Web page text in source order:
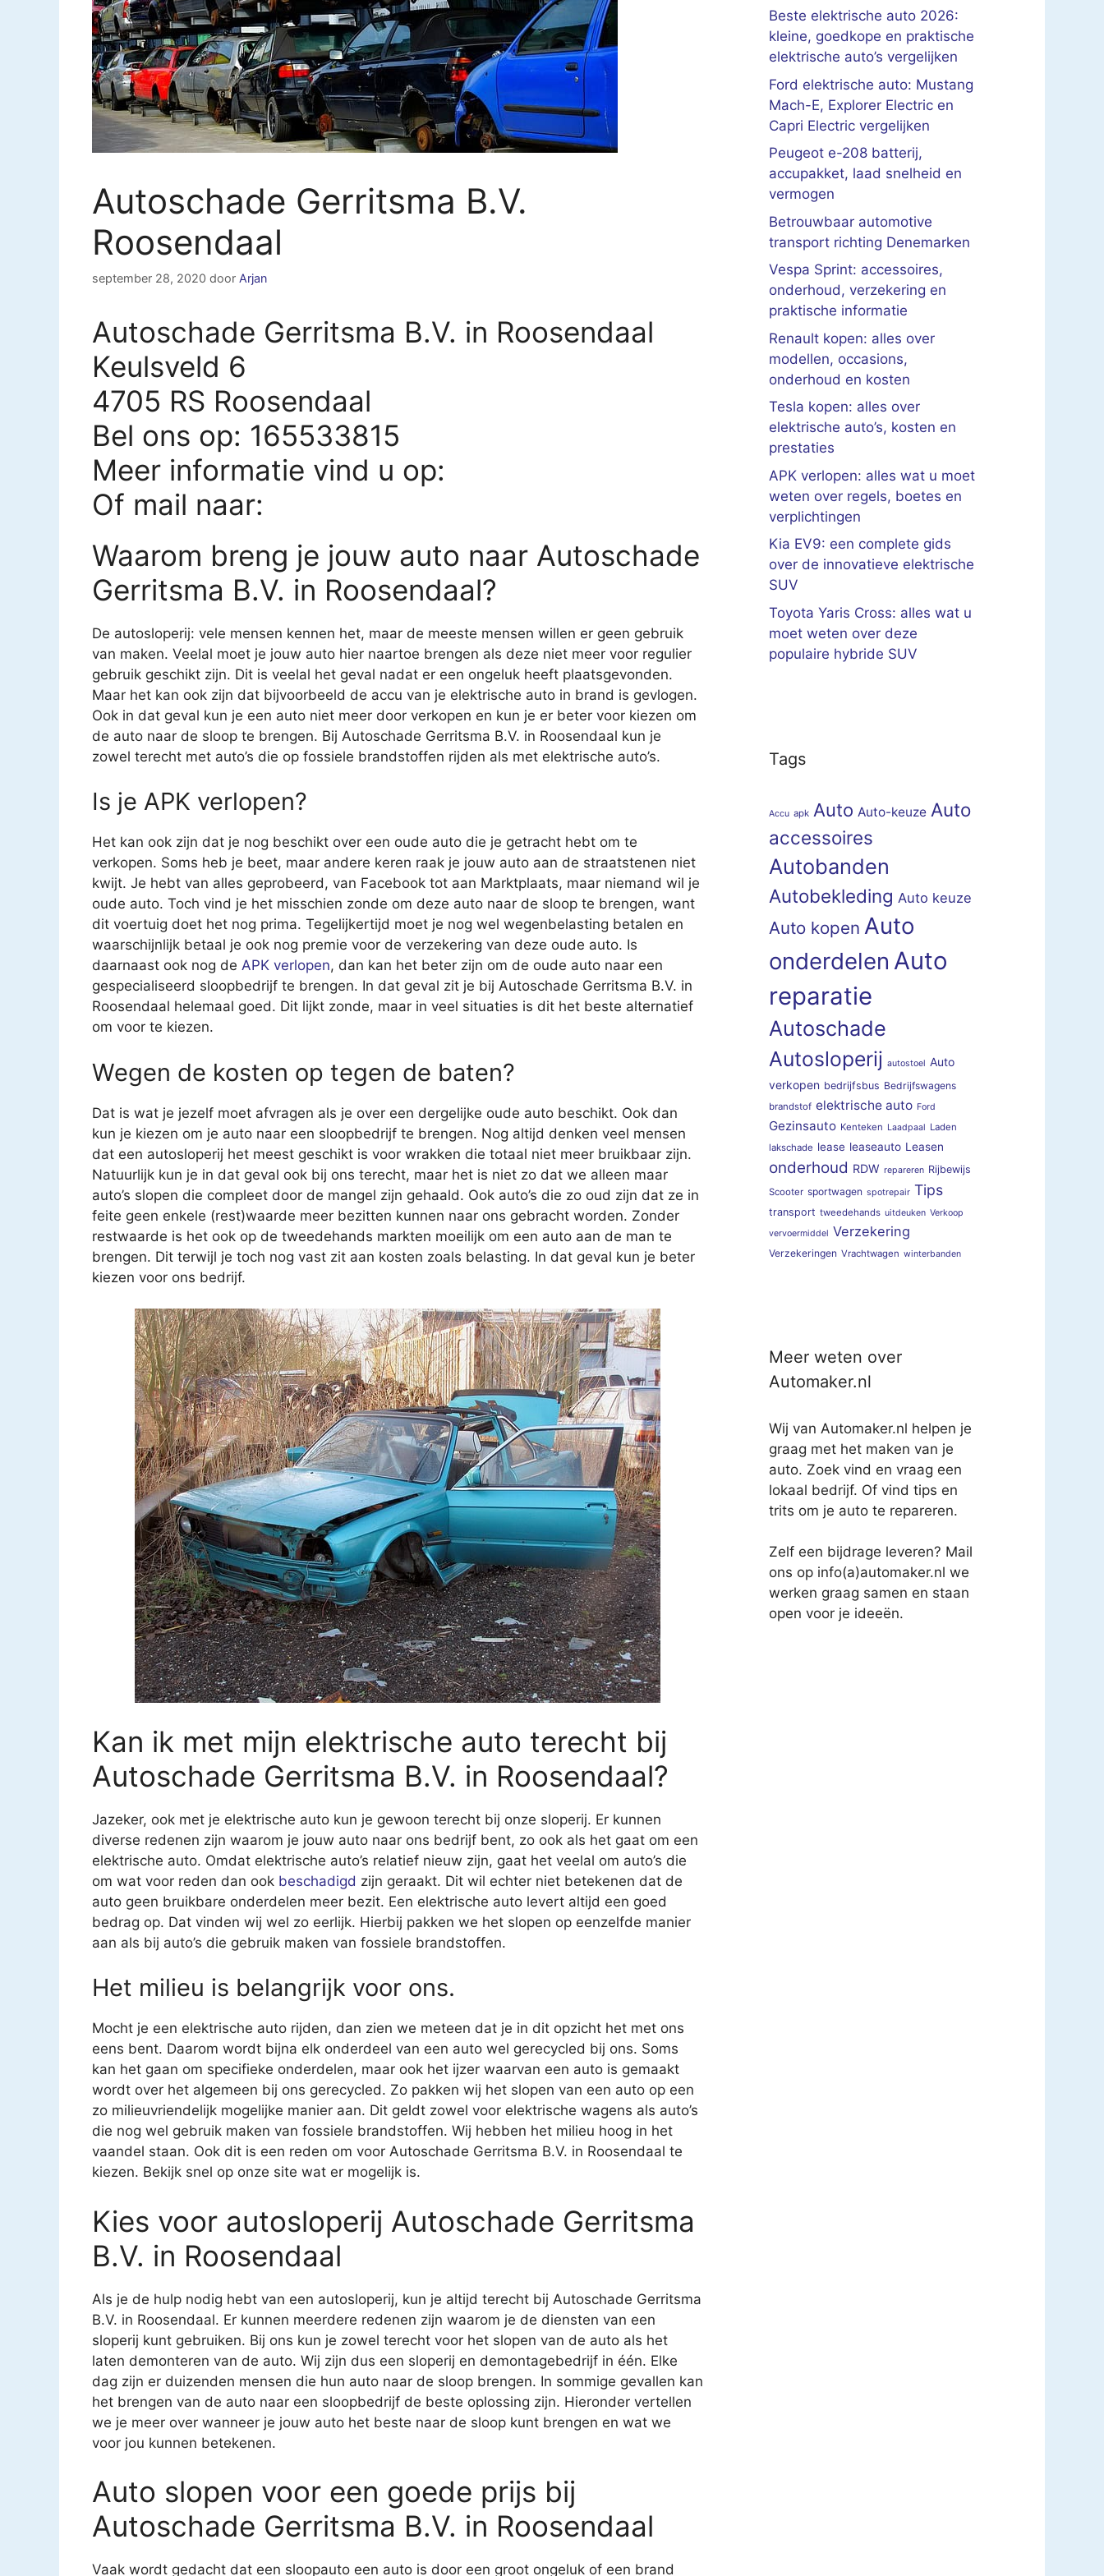
Autoschade Gerritsma B.V.
Roosendaal
september 28, 2020 door Arjan
Autoschade Gerritsma B.V. in Roosendaal
Keulsveld 6
4705 RS Roosendaal
Bel ons op: 165533815
Meer informatie vind u op:
Of mail naar:
Waarom breng je jouw auto naar Autoschade
Gerritsma B.V. in Roosendaal?
De autosloperij: vele mensen kennen het, maar de meeste mensen willen er geen gebruik
van maken. Veelal moet je jouw auto hier naartoe brengen als deze niet meer voor regulier
gebruik geschikt zijn. Dit is veelal het geval nadat er een ongeluk heeft plaatsgevonden.
Maar het kan ook zijn dat bijvoorbeeld de accu van je elektrische auto in brand is gevlogen.
Ook in dat geval kun je een auto niet meer door verkopen en kun je er beter voor kiezen om
de auto naar de sloop te brengen. Bij Autoschade Gerritsma B.V. in Roosendaal kun je
zowel terecht met auto’s die op fossiele brandstoffen rijden als met elektrische auto’s.
Is je APK verlopen?
Het kan ook zijn dat je nog beschikt over een oude auto die je getracht hebt om te
verkopen. Soms heb je beet, maar andere keren raak je jouw auto aan de straatstenen niet
kwijt. Je hebt van alles geprobeerd, van Facebook tot aan Marktplaats, maar niemand wil je
oude auto. Toch vind je het misschien zonde om deze auto naar de sloop te brengen, want
dit voertuig doet het nog prima. Tegelijkertijd moet je nog wel wegenbelasting betalen en
waarschijnlijk betaal je ook nog premie voor de verzekering van deze oude auto. Is
daarnaast ook nog de APK verlopen, dan kan het beter zijn om de oude auto naar een
gespecialiseerd sloopbedrijf te brengen. In dat geval zit je bij Autoschade Gerritsma B.V. in
Roosendaal helemaal goed. Dit lijkt zonde, maar in veel situaties is dit het beste alternatief
om voor te kiezen.
Wegen de kosten op tegen de baten?
Dat is wat je jezelf moet afvragen als je over een dergelijke oude auto beschikt. Ook dan
kun je kiezen om je auto naar een sloopbedrijf te brengen. Nog altijd denken veel mensen
dat een autosloperij het meest geschikt is voor wrakken die totaal niet meer bruikbaar zijn.
Natuurlijk kun je in dat geval ook bij ons terecht, maar het is niet zo dat we alleen maar
auto’s slopen die compleet door de mangel zijn gehaald. Ook auto’s die zo oud zijn dat ze in
feite geen enkele (rest)waarde meer bezitten kunnen naar ons gebracht worden. Zonder
restwaarde is het ook op de tweedehands markten moeilijk om een auto aan de man te
brengen. Dit terwijl je toch nog vast zit aan kosten zoals belasting. In dat geval kun je beter
kiezen voor ons bedrijf.
Kan ik met mijn elektrische auto terecht bij
Autoschade Gerritsma B.V. in Roosendaal?
Jazeker, ook met je elektrische auto kun je gewoon terecht bij onze sloperij. Er kunnen
diverse redenen zijn waarom je jouw auto naar ons bedrijf bent, zo ook als het gaat om een
elektrische auto. Omdat elektrische auto’s relatief nieuw zijn, gaat het veelal om auto’s die
om wat voor reden dan ook beschadigd zijn geraakt. Dit wil echter niet betekenen dat de
auto geen bruikbare onderdelen meer bezit. Een elektrische auto levert altijd een goed
bedrag op. Dat vinden wij wel zo eerlijk. Hierbij pakken we het slopen op eenzelfde manier
aan als bij auto’s die gebruik maken van fossiele brandstoffen.
Het milieu is belangrijk voor ons.
Mocht je een elektrische auto rijden, dan zien we meteen dat je in dit opzicht het met ons
eens bent. Daarom wordt bijna elk onderdeel van een auto wel gerecycled bij ons. Soms
kan het gaan om specifieke onderdelen, maar ook het ijzer waarvan een auto is gemaakt
wordt over het algemeen bij ons gerecycled. Zo pakken wij het slopen van een auto op een
zo milieuvriendelijk mogelijke manier aan. Dit geldt zowel voor elektrische wagens als auto’s
die nog wel gebruik maken van fossiele brandstoffen. Wij hebben het milieu hoog in het
vaandel staan. Ook dit is een reden om voor Autoschade Gerritsma B.V. in Roosendaal te
kiezen. Bekijk snel op onze site wat er mogelijk is.
Kies voor autosloperij Autoschade Gerritsma
B.V. in Roosendaal
Als je de hulp nodig hebt van een autosloperij, kun je altijd terecht bij Autoschade Gerritsma
B.V. in Roosendaal. Er kunnen meerdere redenen zijn waarom je de diensten van een
sloperij kunt gebruiken. Bij ons kun je zowel terecht voor het slopen van de auto als het
laten demonteren van de auto. Wij zijn dus een sloperij en demontagebedrijf in één. Elke
dag zijn er duizenden mensen die hun auto naar de sloop brengen. In sommige gevallen kan
het brengen van de auto naar een sloopbedrijf de beste oplossing zijn. Hieronder vertellen
we je meer over wanneer je jouw auto het beste naar de sloop kunt brengen en wat we
voor jou kunnen betekenen.
Auto slopen voor een goede prijs bij
Autoschade Gerritsma B.V. in Roosendaal
Vaak wordt gedacht dat een sloopauto een auto is door een groot ongeluk of een brand
Beste elektrische auto 2026:
kleine, goedkope en praktische
elektrische auto’s vergelijken
Ford elektrische auto: Mustang
Mach-E, Explorer Electric en
Capri Electric vergelijken
Peugeot e-208 batterij,
accupakket, laad snelheid en
vermogen
Betrouwbaar automotive
transport richting Denemarken
Vespa Sprint: accessoires,
onderhoud, verzekering en
praktische informatie
Renault kopen: alles over
modellen, occasions,
onderhoud en kosten
Tesla kopen: alles over
elektrische auto’s, kosten en
prestaties
APK verlopen: alles wat u moet
weten over regels, boetes en
verplichtingen
Kia EV9: een complete gids
over de innovatieve elektrische
SUV
Toyota Yaris Cross: alles wat u
moet weten over deze
populaire hybride SUV
Tags
Accu apk Auto Auto-keuze Auto
accessoires
Autobanden
Autobekleding Auto keuze
Auto kopen Auto
onderdelen Auto
reparatie
Autoschade
Autosloperij autostoel Auto
verkopen bedrijfsbus Bedrijfswagens
brandstof elektrische auto Ford
Gezinsauto Kenteken Laadpaal Laden
lakschade lease leaseauto Leasen
onderhoud RDW repareren Rijbewijs
Scooter sportwagen spotrepair Tips
transport tweedehands uitdeuken Verkoop
vervoermiddel Verzekering
Verzekeringen Vrachtwagen winterbanden
Meer weten over
Automaker.nl
Wij van Automaker.nl helpen je
graag met het maken van je
auto. Zoek vind en vraag een
lokaal bedrijf. Of vind tips en
trits om je auto te repareren.
Zelf een bijdrage leveren? Mail
ons op info(a)automaker.nl we
werken graag samen en staan
open voor je ideeën.